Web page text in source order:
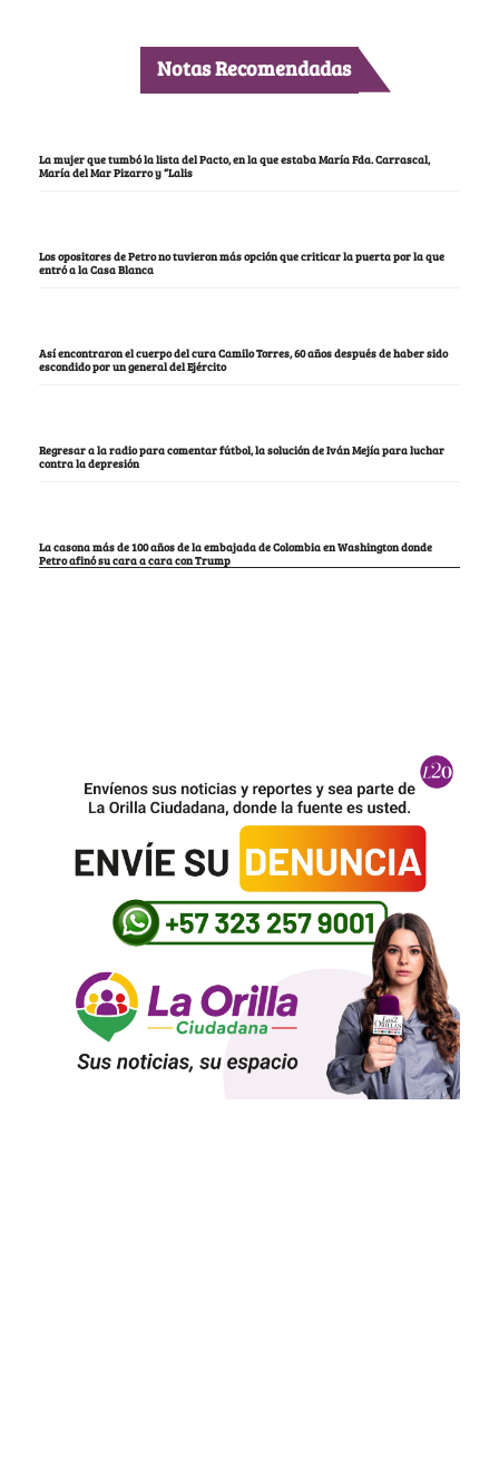
Notas Recomendadas
La mujer que tumbó la lista del Pacto, en la que estaba María Fda. Carrascal,
María del Mar Pizarro y “Lalis
Los opositores de Petro no tuvieron más opción que criticar la puerta por la que
entró a la Casa Blanca
Así encontraron el cuerpo del cura Camilo Torres, 60 años después de haber sido
escondido por un general del Ejército
Regresar a la radio para comentar fútbol, la solución de Iván Mejía para luchar
contra la depresión
La casona más de 100 años de la embajada de Colombia en Washington donde
Petro afinó su cara a cara con Trump